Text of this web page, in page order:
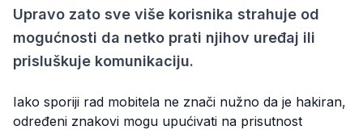
Upravo zato sve više korisnika strahuje od
mogućnosti da netko prati njihov uređaj ili
prisluškuje komunikaciju.
Iako sporiji rad mobitela ne znači nužno da je hakiran,
određeni znakovi mogu upućivati na prisutnost